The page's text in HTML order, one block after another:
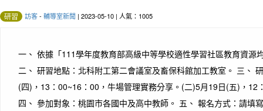
研習 訪客- 輔導室新聞 | 2023-05-10 | 人氣：1005
一、 依據「111學年度教育部高級中等學校適性學習社區教育資源
二、 研習地點：北科附工第二會議室及畜保科館加工教室。 三、
(四)，13：00~16：00，牛場管理實務分享。(二)5月19日(五)，
四、 參加對象：桃園市各國中及高中教師。 五、 報名方式：請填